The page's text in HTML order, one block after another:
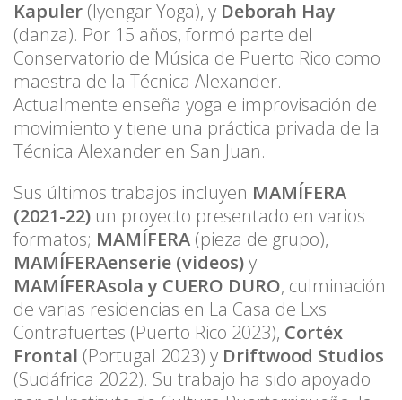
Kapuler (Iyengar Yoga), y Deborah Hay
(danza). Por 15 años, formó parte del
Conservatorio de Música de Puerto Rico como
maestra de la Técnica Alexander.
Actualmente enseña yoga e improvisación de
movimiento y tiene una práctica privada de la
Técnica Alexander en San Juan.
Sus últimos trabajos incluyen MAMÍFERA
(2021-22) un proyecto presentado en varios
formatos; MAMÍFERA (pieza de grupo),
MAMÍFERAenserie (videos)y
MAMÍFERAsola y CUERO DURO, culminación
de varias residencias en La Casa de Lxs
Contrafuertes (Puerto Rico 2023), Cortéx
Frontal (Portugal 2023) y Driftwood Studios
(Sudáfrica 2022). Su trabajo ha sido apoyado